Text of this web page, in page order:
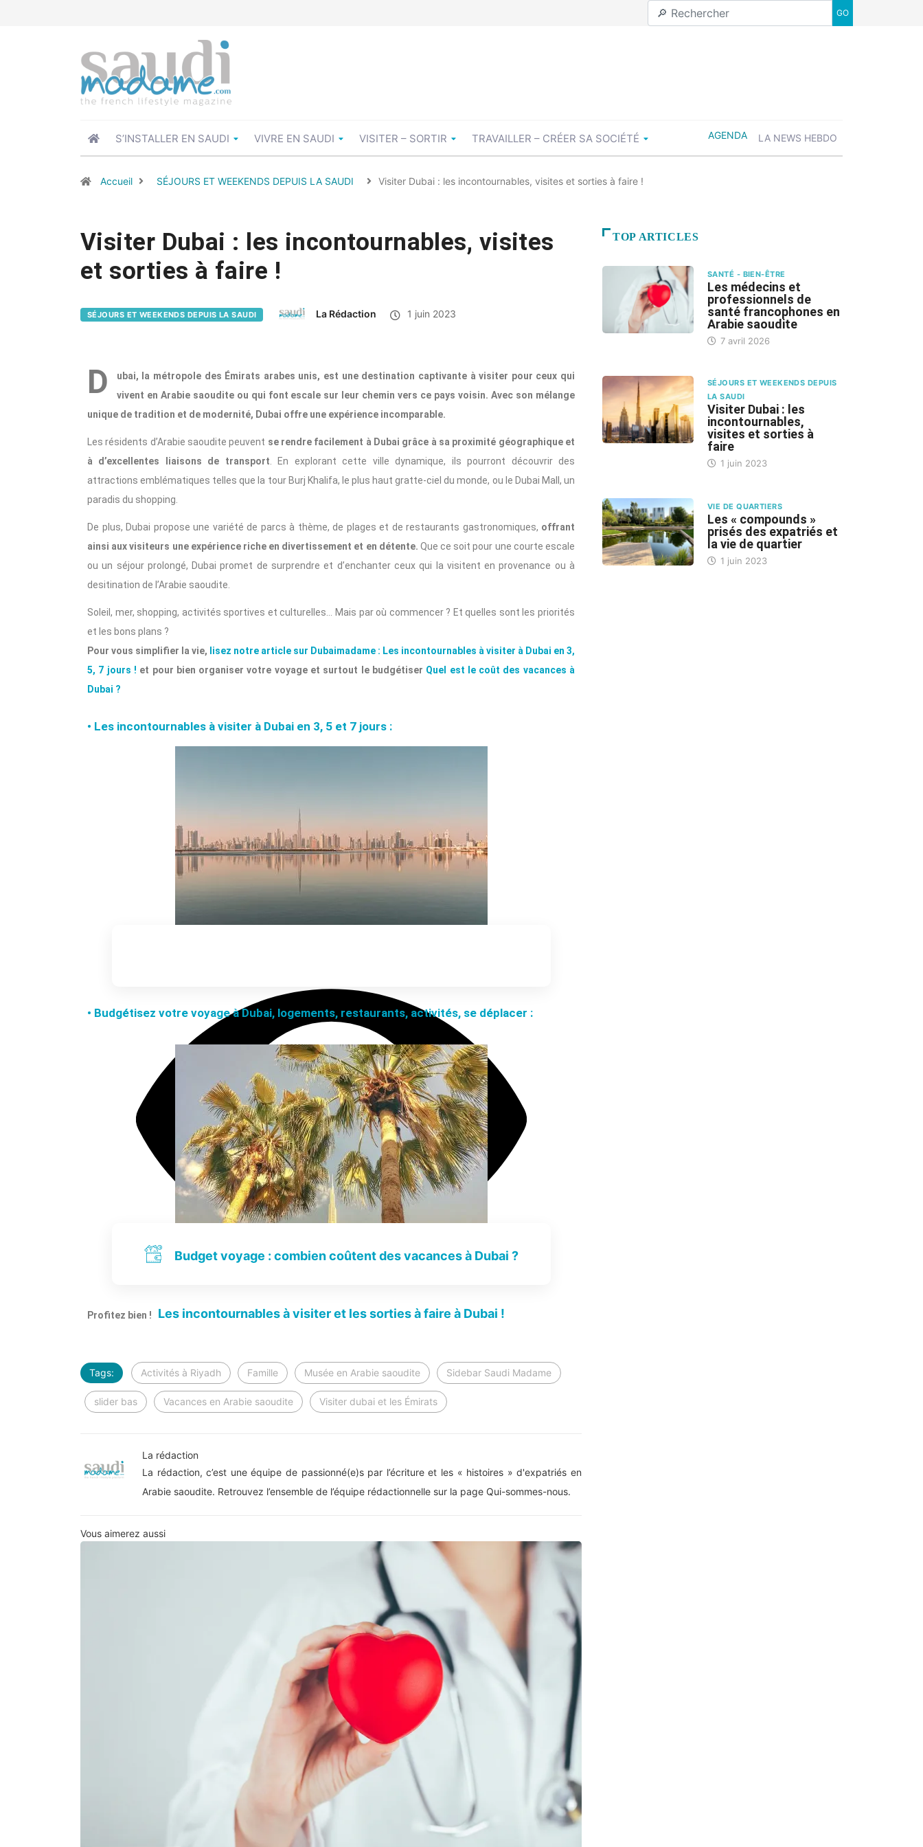
GO
S’INSTALLER EN SAUDI VIVRE EN SAUDI VISITER – SORTIR TRAVAILLER – CRÉER SA SOCIÉTÉ AGENDA LA NEWS HEBDO
Accueil SÉJOURS ET WEEKENDS DEPUIS LA SAUDI Visiter Dubai : les incontournables, visites et sorties à faire !
Visiter Dubai : les incontournables, visites
et sorties à faire !
SÉJOURS ET WEEKENDS DEPUIS LA SAUDI La Rédaction 1 juin 2023
D
ubai, la métropole des Émirats arabes unis, est une destination captivante à visiter pour ceux qui
vivent en Arabie saoudite ou qui font escale sur leur chemin vers ce pays voisin. Avec son mélange
unique de tradition et de modernité, Dubai offre une expérience incomparable.
Les résidents d’Arabie saoudite peuvent se rendre facilement à Dubai grâce à sa proximité géographique et
à d’excellentes liaisons de transport . En explorant cette ville dynamique, ils pourront découvrir des
attractions emblématiques telles que la tour Burj Khalifa, le plus haut gratte-ciel du monde, ou le Dubai Mall, un
paradis du shopping.
De plus, Dubai propose une variété de parcs à thème, de plages et de restaurants gastronomiques, offrant
ainsi aux visiteurs une expérience riche en divertissement et en détente. Que ce soit pour une courte escale
ou un séjour prolongé, Dubai promet de surprendre et d’enchanter ceux qui la visitent en provenance ou à
desitination de l’Arabie saoudite.
Soleil, mer, shopping, activités sportives et culturelles… Mais par où commencer ? Et quelles sont les priorités
et les bons plans ?
Pour vous simplifier la vie, lisez notre article sur Dubaimadame : Les incontournables à visiter à Dubai en 3,
5, 7 jours ! et pour bien organiser votre voyage et surtout le budgétiser Quel est le coût des vacances à
Dubai ?
• Les incontournables à visiter à Dubai en 3, 5 et 7 jours :
Les incontournables à visiter et les sorties à faire à Dubai !
• Budgétisez votre voyage à Dubai, logements, restaurants, activités, se déplacer :
Budget voyage : combien coûtent des vacances à Dubai ?
Profitez bien !
Tags: Activités à Riyadh Famille Musée en Arabie saoudite Sidebar Saudi Madame
slider bas Vacances en Arabie saoudite Visiter dubai et les Émirats
La rédaction
La rédaction, c’est une équipe de passionné(e)s par l’écriture et les « histoires » d'expatriés en
Arabie saoudite. Retrouvez l’ensemble de l’équipe rédactionnelle sur la page Qui-sommes-nous.
Vous aimerez aussi
TOP ARTICLES
SANTÉ - BIEN-ÊTRE
Les médecins et
professionnels de
santé francophones en
Arabie saoudite
7 avril 2026
SÉJOURS ET WEEKENDS DEPUIS
LA SAUDI
Visiter Dubai : les
incontournables,
visites et sorties à
faire
1 juin 2023
VIE DE QUARTIERS
Les « compounds »
prisés des expatriés et
la vie de quartier
1 juin 2023